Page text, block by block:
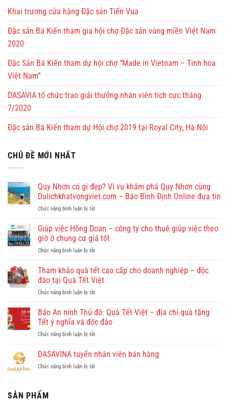
Khai trương cửa hàng Đặc sản Tiến Vua
Đặc sản Bá Kiến tham gia hội chợ Đặc sản vùng miền Việt Nam
2020
Đặc Sản Bá Kiến tham dự hội chợ “Made in Vietnam – Tinh hoa
Việt Nam”
DASAVIA tổ chức trao giải thưởng nhân viên tích cực tháng
7/2020
Đặc sản Bá Kiến tham dự Hội chợ 2019 tại Royal City, Hà Nội
CHỦ ĐỀ MỚI NHẤT
Quy Nhơn có gì đẹp? Vi vu khám phá Quy Nhơn cùng
Dulichkhatvongviet.com – Báo Bình Định Online đưa tin
Chức năng bình luận bị tắtở
Nhơn
có
gì
đẹp?
vu
khám
phá
Quy
cùng
Dulichkhatvongviet.com
Định
Online
Giúp việc Hồng Doan – công ty cho thuê giúp việc theo
giờ ở chung cư giá tốt
Chức năng bình luận bị tắtở
việc
Hồng
Doan
–
ty
cho
giúp
theo
Tham khảo quà tết cao cấp cho doanh nghiệp – độc
đáo tại Quà Tết Việt
Chức năng bình luận bị tắtở
khảo
quà
tết
cao
cho
nghiệp
Báo An ninh Thủ đô: Quà Tết Việt – địa chỉ quà tặng
Tết ý nghĩa và độc đáo
Chức năng bình luận bị tắtở
An
Thủ
DASAVINA tuyển nhân viên bán hàng
Chức năng bình luận bị tắtở
SẢN PHẨM